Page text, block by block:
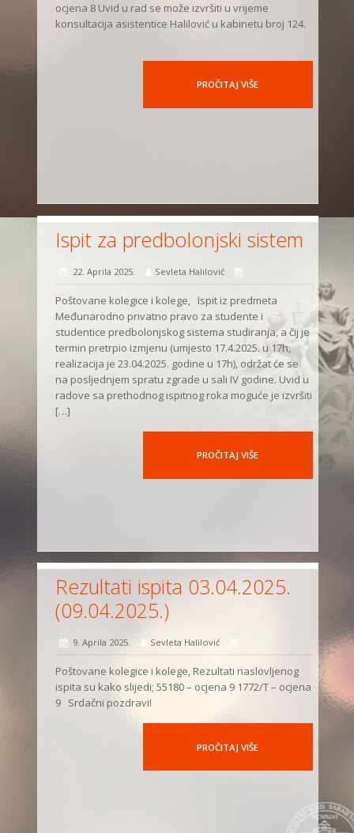
ocjena 8 Uvid u rad se može izvršiti u vrijeme
konsultacija asistentice Halilović u kabinetu broj 124.
PROČITAJ VIŠE
Ispit za predbolonjski sistem
22. Aprila 2025. Sevleta Halilović
Poštovane kolegice i kolege, Ispit iz predmeta
Međunarodno privatno pravo za studente i
studentice predbolonjskog sistema studiranja, a čij je
termin pretrpio izmjenu (umjesto 17.4.2025. u 17h,
realizacija je 23.04.2025. godine u 17h), održat će se
na posljednjem spratu zgrade u sali IV godine. Uvid u
radove sa prethodnog ispitnog roka moguće je izvršiti
[…]
PROČITAJ VIŠE
Rezultati ispita 03.04.2025.
(09.04.2025.)
9. Aprila 2025. Sevleta Halilović
Poštovane kolegice i kolege, Rezultati naslovljenog
ispita su kako slijedi; 55180 – ocjena 9 1772/T – ocjena
9 Srdačni pozdravi!
PROČITAJ VIŠE